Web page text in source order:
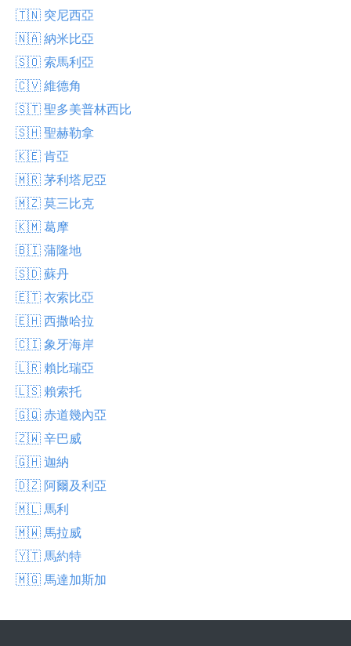
🇹🇳 突尼西亞
🇳🇦 納米比亞
🇸🇴 索馬利亞
🇨🇻 維德角
🇸🇹 聖多美普林西比
🇸🇭 聖赫勒拿
🇰🇪 肯亞
🇲🇷 茅利塔尼亞
🇲🇿 莫三比克
🇰🇲 葛摩
🇧🇮 蒲隆地
🇸🇩 蘇丹
🇪🇹 衣索比亞
🇪🇭 西撒哈拉
🇨🇮 象牙海岸
🇱🇷 賴比瑞亞
🇱🇸 賴索托
🇬🇶 赤道幾內亞
🇿🇼 辛巴威
🇬🇭 迦納
🇩🇿 阿爾及利亞
🇲🇱 馬利
🇲🇼 馬拉威
🇾🇹 馬約特
🇲🇬 馬達加斯加